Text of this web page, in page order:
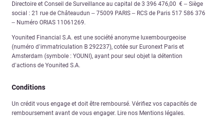
Directoire et Conseil de Surveillance au capital de 3 396 476,00 € – Siège
social : 21 rue de Châteaudun – 75009 PARIS – RCS de Paris 517 586 376
– Numéro ORIAS 11061269.
Younited Financial S.A. est une société anonyme luxembourgeoise
(numéro d’immatriculation B 292237), cotée sur Euronext Paris et
Amsterdam (symbole : YOUNI), ayant pour seul objet la détention
d’actions de Younited S.A.
Conditions
Un crédit vous engage et doit être remboursé. Vérifiez vos capacités de
remboursement avant de vous engager. Lire nos Mentions légales.